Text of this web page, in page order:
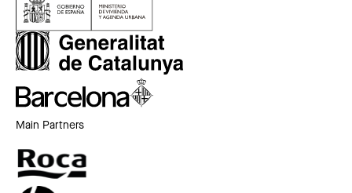
Main Partners